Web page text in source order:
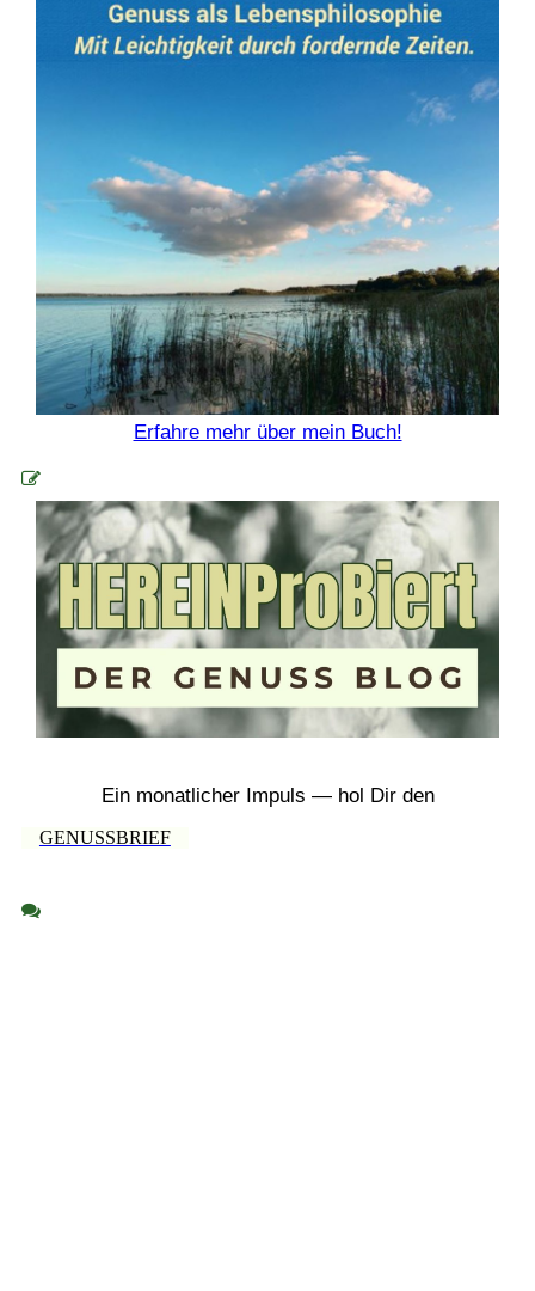
Erfahre mehr über mein Buch!
Ein monatlicher Impuls — hol Dir den
GENUSSBRIEF